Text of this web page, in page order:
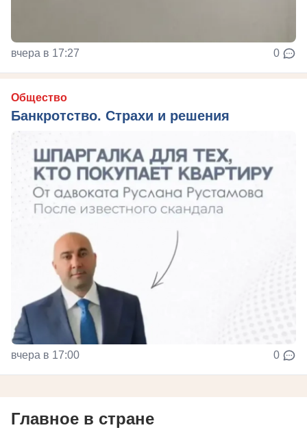
вчера в 17:27 0
Общество
Банкротство. Страхи и решения
вчера в 17:00 0
Главное в стране